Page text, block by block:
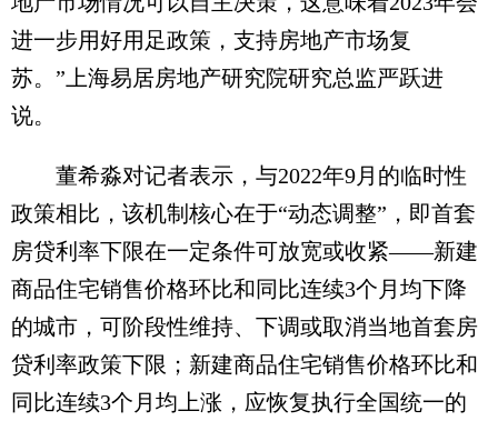
进一步用好用足政策，支持房地产市场复
苏。”上海易居房地产研究院研究总监严跃进
说。
董希淼对记者表示，与2022年9月的临时性
政策相比，该机制核心在于“动态调整”，即首套
房贷利率下限在一定条件可放宽或收紧——新建
商品住宅销售价格环比和同比连续3个月均下降
的城市，可阶段性维持、下调或取消当地首套房
贷利率政策下限；新建商品住宅销售价格环比和
同比连续3个月均上涨，应恢复执行全国统一的